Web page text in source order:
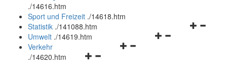
und
schließen
./14616.htm
Sport und Freizeit ./14618.htm
Navigationsmenü
Statistik ./141088.htm
Navigationsmenü
Umwelt ./14619.htm
Navigationsmenü
Verkehr
./14620.htm